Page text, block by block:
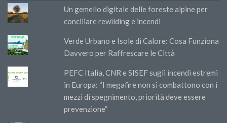
Un gemello digitale delle foreste alpine per
conciliare rewilding e incendi
Verde Urbano e Isole di Calore: Cosa Funziona
Davvero per Raffrescare le Città
PEFC Italia, CNR e SISEF sugli incendi estremi
in Europa: “I megafire non si combattono con i
mezzi di spegnimento, priorità deve essere
prevenzione”